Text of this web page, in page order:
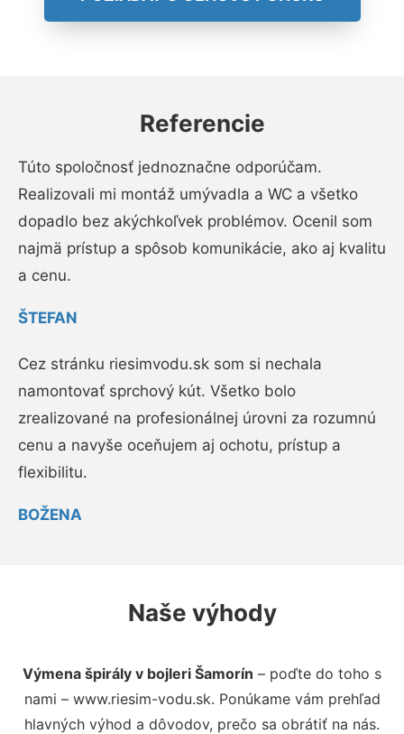
Referencie
Túto spoločnosť jednoznačne odporúčam.
Realizovali mi montáž umývadla a WC a všetko
dopadlo bez akýchkoľvek problémov. Ocenil som
najmä prístup a spôsob komunikácie, ako aj kvalitu
a cenu.
ŠTEFAN
Cez stránku riesimvodu.sk som si nechala
namontovať sprchový kút. Všetko bolo
zrealizované na profesionálnej úrovni za rozumnú
cenu a navyše oceňujem aj ochotu, prístup a
flexibilitu.
BOŽENA
Naše výhody
Výmena špirály v bojleri Šamorín – poďte do toho s
nami – www.riesim-vodu.sk. Ponúkame vám prehľad
hlavných výhod a dôvodov, prečo sa obrátiť na nás.